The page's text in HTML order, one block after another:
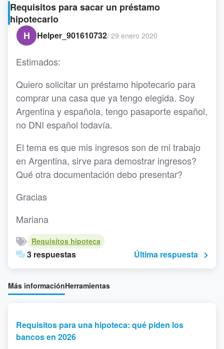
Requisitos para sacar un préstamo
hipotecario
H
Helper_901610732/ 29 enero 2020
Estimados:
Quiero solicitar un préstamo hipotecario para
comprar una casa que ya tengo elegida. Soy
Argentina y española, tengo pasaporte español,
no DNI español todavía.
El tema es que mis ingresos son de mi trabajo
en Argentina, sirve para demostrar ingresos?
Qué otra documentación debo presentar?
Gracias
Mariana
Requisitos hipoteca
3 respuestas Última respuesta
Más informaciónHerramientas
Requisitos para una hipoteca: qué piden los
bancos en 2026